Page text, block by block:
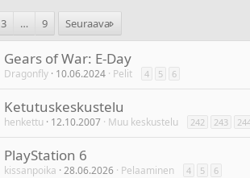
3 … 9 Seuraava
Gears of War: E-Day
Dragonfly 10.06.2024 Pelit 4 5 6
Ketutuskeskustelu
henkettu 12.10.2007 Muu keskustelu 242 243
PlayStation 6
kissanpoika 28.06.2026 Pelaaminen 4 5 6